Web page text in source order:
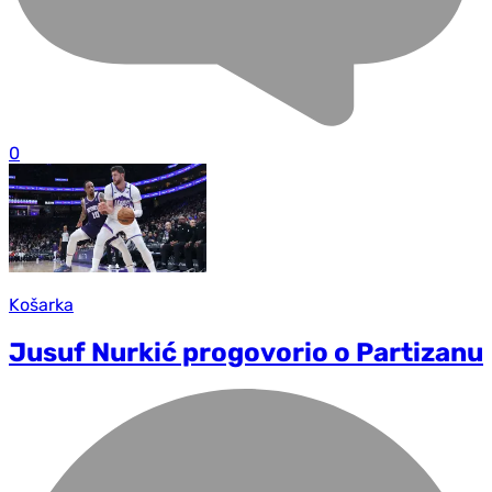
0
Košarka
Jusuf Nurkić progovorio o Partizanu